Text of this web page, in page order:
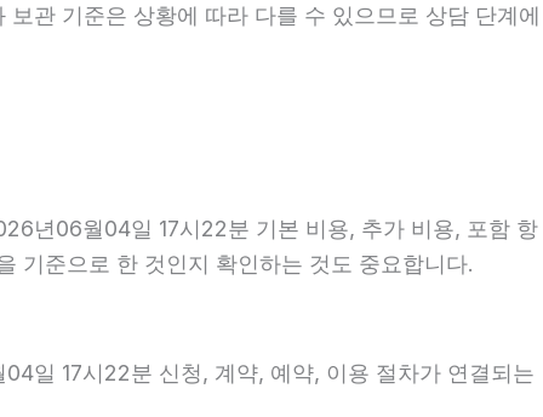
관 기준은 상황에 따라 다를 수 있으므로 상담 단계에
년06월04일 17시22분 기본 비용, 추가 비용, 포함 항
기준으로 한 것인지 확인하는 것도 중요합니다.
일 17시22분 신청, 계약, 예약, 이용 절차가 연결되는